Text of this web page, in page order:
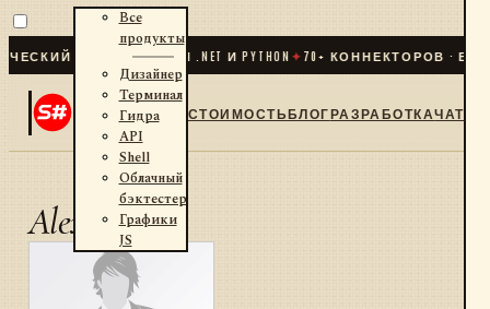
ТРЕЙДИНГ ДЛЯ .NET И PYTHON✦70+ КОННЕКТОРОВ ·
Все
продукты
Дизайнер
Терминал
Гидра
API
Shell
Облачный
бэктестер
Графики
JS
СТОИМОСТЬБЛОГРАЗРАБОТКАЧАТ
AlexanderZ